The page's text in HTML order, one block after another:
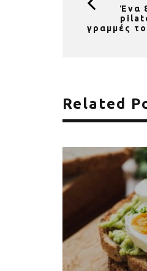
Ένα
γραμμές
Related